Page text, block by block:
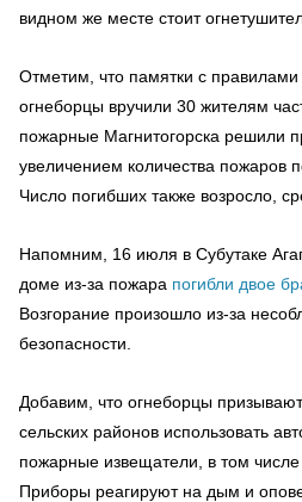
видном же месте стоит
Отметим, что памятки с
огнеборцы вручили 30 жителям
пожарные Магнитогорска решили
увеличением количества пожаров
Число погибших также возросло,
Напомним, 16 июля в Субутаке
доме из-за пожара погибли двое
Возгорание произошло из-за
безопасности.
Добавим, что огнеборцы
сельских районов использовать
пожарные извещатели, в том
Приборы реагируют на дым и